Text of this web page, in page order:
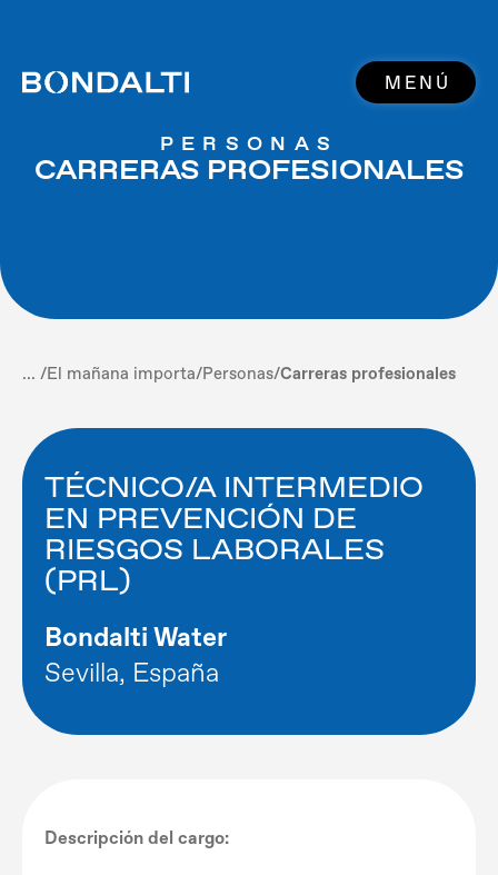
MENÚ
PERSONAS
CARRERAS PROFESIONALES
... /El mañana importa/Personas/Carreras profesionales
TÉCNICO/A INTERMEDIO
EN PREVENCIÓN DE
RIESGOS LABORALES
(PRL)
Bondalti Water
Sevilla, España
Descripción del cargo: